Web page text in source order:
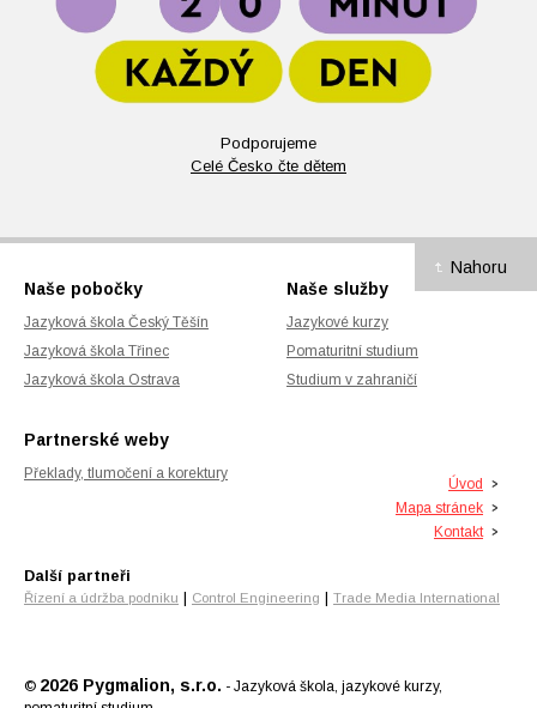
Podporujeme
Celé Česko čte dětem
Naše pobočky
Jazyková škola Český Těšín
Jazyková škola Třinec
Jazyková škola Ostrava
Naše služby
Jazykové kurzy
Pomaturitní studium
Studium v zahraničí
Partnerské weby
Překlady, tlumočení a korektury
Úvod
Mapa stránek
Kontakt
Nahoru
Další partneři
Řízení a údržba podniku Control Engineering Trade Media International
© 2026 Pygmalion, s.r.o. - Jazyková škola, jazykové kurzy,